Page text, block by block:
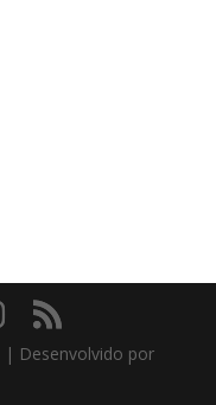
| Desenvolvido por